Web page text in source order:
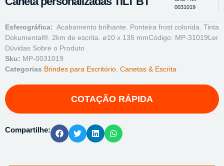
0031019
Esferográfica: Acabamento brilhante. Ponteira frost colorida. Tinta
Dokumental®. 2km de escrita. ø10 x 135 mmCódigo: MP-31019Ler
Dúvidas Sobre o Produto
Sku: MP-0031019
Categorias Brindes para Escritório Canetas & Escrita
Compartilhe: